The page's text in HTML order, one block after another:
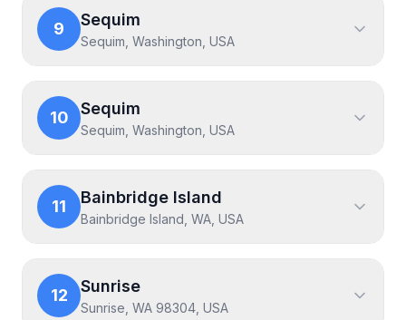
9 Sequim
Sequim, Washington, USA
10 Sequim
Sequim, Washington, USA
11 Bainbridge Island
Bainbridge Island, WA, USA
12 Sunrise
Sunrise, WA 98304, USA